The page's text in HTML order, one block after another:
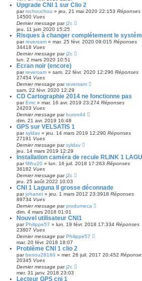
Upgrade CNI 1 sur Clio 2
parrvchouchou » jeu. 21 mai 2020 22:153 Réponses
14500 Vues
Dernier message parj2c
jeu. 11 juin 2020 15:25
Risques à changer complétement le
parreversam » mar. 25 févr. 2020 09:015 Réponses
34418 Vues
Dernier message parj2c
lun. 2 mars 2020 10:51
Ecran noir (encore)
parreversam » sam. 22 févr. 2020 12:290 Réponses
27454 Vues
Dernier message parreversam
sam. 22 févr. 2020 12:29
CD Cartographie 2014 ne fonctionne pas
parEmc » mar. 16 avr. 2019 23:274 Réponses
24203 Vues
Dernier message parburon44
dim. 21 avr. 2019 16:48
GPS sur VELSATIS 1
parsyldav » jeu. 14 mars 2019 12:290 Réponses
27191 Vues
Dernier message parsyldav
jeu. 14 mars 2019 12:29
Installation caméra de recule RLINK 1
parfifihu20 » lun. 16 juil. 2018 17:263 Réponses
36182 Vues
Dernier message parj2c
jeu. 25 août 2022 10:03
CNI 1 Laguna II grosse déconnade
parjohanet » jeu. 1 mars 2012 23:3918 Réponses
89734 Vues
Dernier message parprodumeca
dim. 4 mars 2018 01:01
Nouvel utilisateur CNI1
parPhilippe57 » lun. 19 févr. 2018 17:334 Réponses
23807 Vues
Dernier message parPhilippe57
mar. 20 févr. 2018 18:07
Problème CNI 1 clio 2
parbenou28160 » mer. 26 juil. 2017 20:452
20345 Vues
Dernier message parj2c
mer. 31 janv. 2018 23:03
Lecteur GPS cni 1